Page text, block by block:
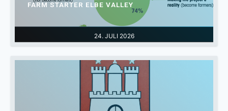
24. JULI 2026
FARM STARTER ELBE VALLEY